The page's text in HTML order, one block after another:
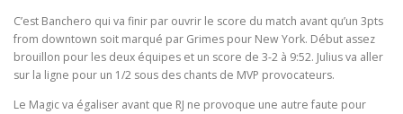
C’est Banchero qui va finir par ouvrir le score du match avant qu’un 3pts
from downtown soit marqué par Grimes pour New York. Début assez
brouillon pour les deux équipes et un score de 3-2 à 9:52. Julius va aller
sur la ligne pour un 1/2 sous des chants de MVP provocateurs.
Le Magic va égaliser avant que RJ ne provoque une autre faute pour